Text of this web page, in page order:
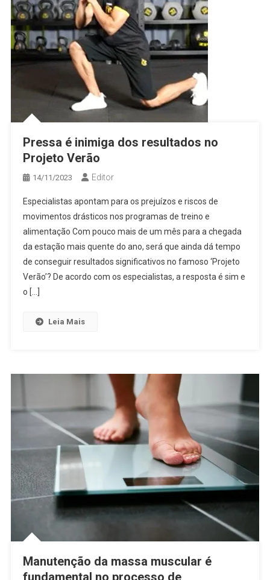
Pressa é inimiga dos resultados no
Projeto Verão
14/11/2023 Editor
Especialistas apontam para os prejuízos e riscos de
movimentos drásticos nos programas de treino e
alimentação Com pouco mais de um mês para a chegada
da estação mais quente do ano, será que ainda dá tempo
de conseguir resultados significativos no famoso ‘Projeto
Verão’? De acordo com os especialistas, a resposta é sim e
o […]
Leia Mais
Manutenção da massa muscular é
fundamental no processo de